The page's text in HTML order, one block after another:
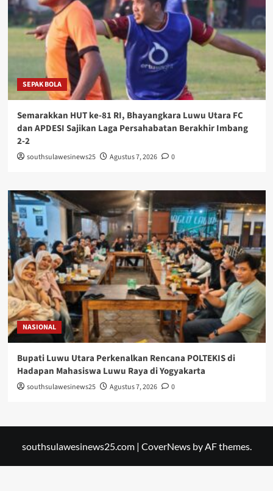
SEPAK BOLA
Semarakkan HUT ke-81 RI, Bhayangkara Luwu Utara FC
dan APDESI Sajikan Laga Persahabatan Berakhir Imbang
2-2
southsulawesinews25 Agustus 7, 2026 0
NASIONAL
Bupati Luwu Utara Perkenalkan Rencana POLTEKIS di
Hadapan Mahasiswa Luwu Raya di Yogyakarta
southsulawesinews25 Agustus 7, 2026 0
southsulawesinews25.com | CoverNewsby AF themes.